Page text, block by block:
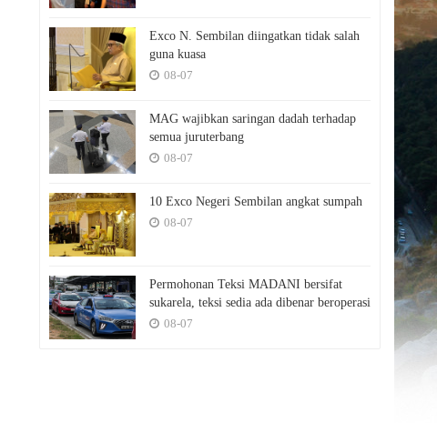
Exco N. Sembilan diingatkan tidak salah
guna kuasa
08-07
MAG wajibkan saringan dadah terhadap
semua juruterbang
08-07
10 Exco Negeri Sembilan angkat sumpah
08-07
Permohonan Teksi MADANI bersifat
sukarela, teksi sedia ada dibenar beroperasi
08-07